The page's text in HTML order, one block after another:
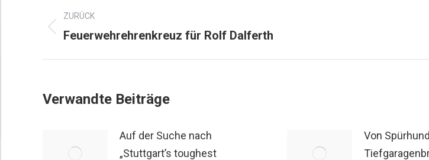
ZURÜCK
Feuerwehrehrenkreuz für Rolf Dalferth
Verwandte Beiträge
Auf der Suche nach
„Stuttgart’s toughest
Von